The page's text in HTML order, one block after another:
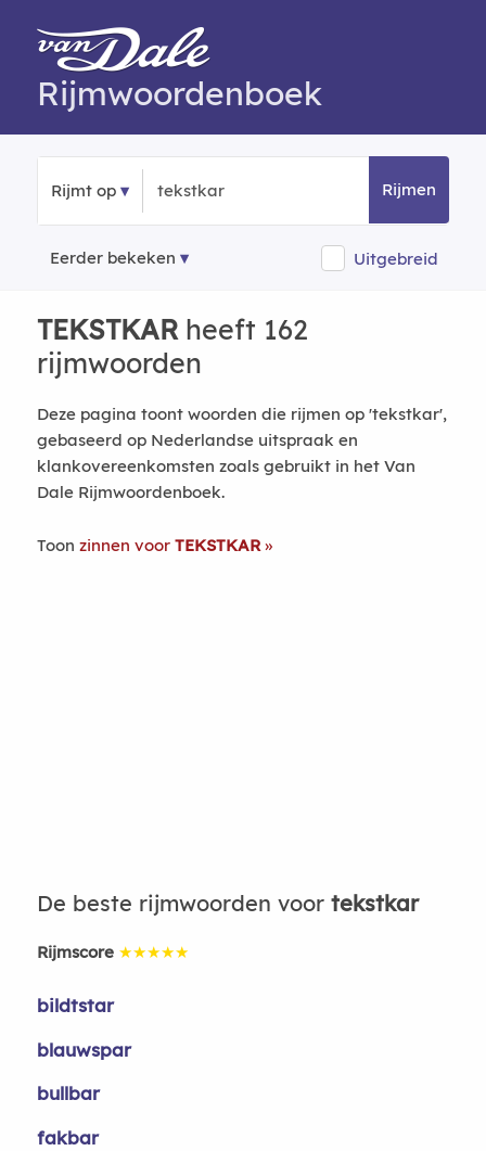
Rijmwoordenboek
Rijmt op Rijmen
Eerder bekeken Uitgebreid
TEKSTKARheeft 162
rijmwoorden
Deze pagina toont woorden die rijmen op 'tekstkar',
gebaseerd op Nederlandse uitspraak en
klankovereenkomsten zoals gebruikt in het Van
Dale Rijmwoordenboek.
Toon zinnen voor TEKSTKAR
De beste rijmwoorden voor tekstkar
Rijmscore ★★★★★
bildtstar
blauwspar
bullbar
fakbar